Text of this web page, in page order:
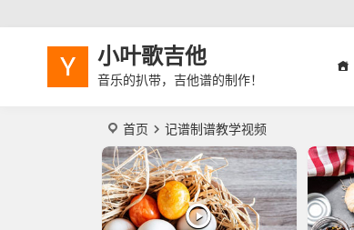
小叶歌吉他
音乐的扒带，吉他谱的制作！
首页 记谱制谱教学视频